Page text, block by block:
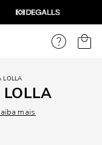
LOLLA
mais